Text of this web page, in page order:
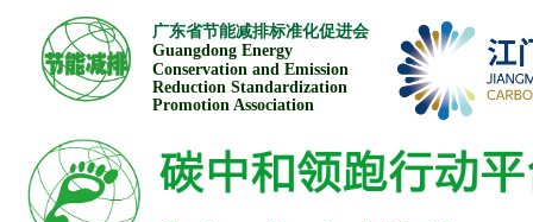
广东省节能减排标准化促进会
Guangdong Energy
Conservation and Emission
Reduction Standardization
Promotion Association